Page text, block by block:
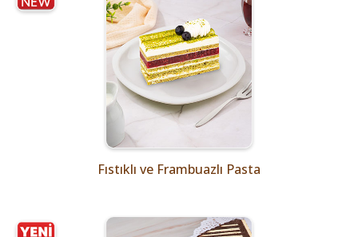
Fıstıklı ve Frambuazlı Pasta